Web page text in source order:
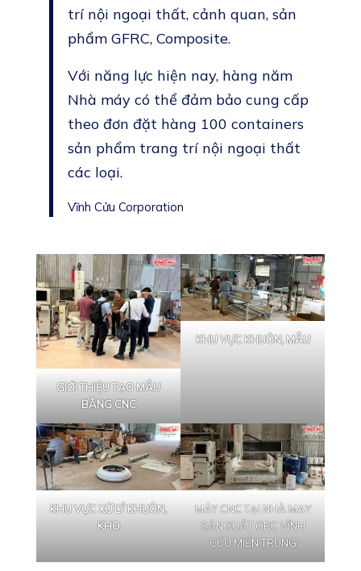
trí nội ngoại thất, cảnh quan, sản
phẩm GFRC, Composite.
Với năng lực hiện nay, hàng năm
Nhà máy có thể đảm bảo cung cấp
theo đơn đặt hàng 100 containers
sản phẩm trang trí nội ngoại thất
các loại.
Vĩnh Cửu Corporation
GIỚI THIỆU TẠO MẪU
BẰNG CNC
KHU VỰC KHUÔN, MẪU
KHU VỰC XỬ LÝ KHUÔN,
KHO
MÁY CNC TẠI NHÀ MAY
SẢN XUẤT GRC VĨNH
CỬU MIỀN TRUNG